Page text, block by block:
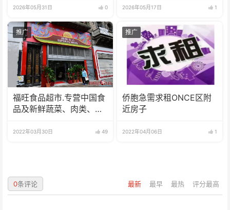
2026年05月31日 0 2026年05月17日 1
推广
福旺食品超市.专营中国食
品及新鲜蔬菜、肉类、
2022年03月30日 49
推广
侨胞急需求租ONCE区附
近房子
2022年04月06日 1
最新 最早 最热 评分最高
0条评论